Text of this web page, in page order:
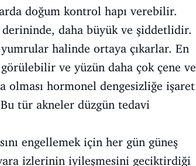
doğum kontrol hapı verebilir.
daha büyük ve şiddetlidir.
halinde ortaya çıkarlar. En
ve yüzün daha çok çene ve
olması hormonel dengesizliğe işaret
tür akneler düzgün tedavi
engellemek için her gün güneş
yara izlerinin iyileşmesini geciktirdiği